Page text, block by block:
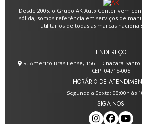
GUIA PRÁTICO PARA
MANUTENÇÃO IDEAL
PARA ESCOLHER O IDEAL
Mola helicoidal
Molas para
Serviço de suspensão
Troca de
Desde 2005, o Grupo AK Auto Center vem
sólida, somos referência em serviços de
utilitários de todas as marcas
ENDEREÇO
R. Américo Brasiliense, 1561 - Chácara Santo
CEP: 04715-005
HORÁRIO DE
Segunda a Sexta: 08:00h às
SIGA-NOS